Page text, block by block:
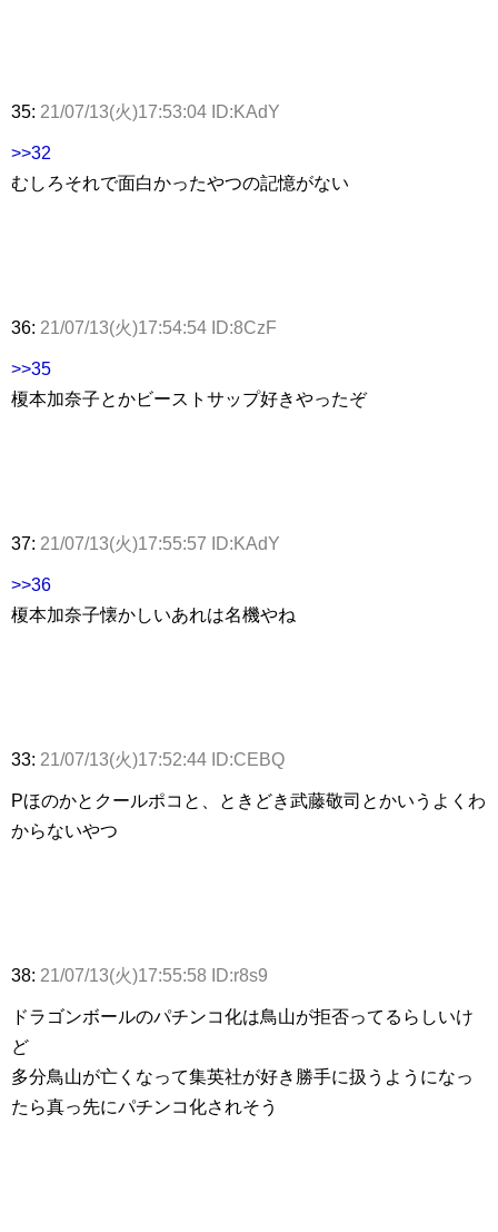
35: 21/07/13(火)17:53:04 ID:KAdY
>>32
むしろそれで面白かったやつの記憶がない
36: 21/07/13(火)17:54:54 ID:8CzF
>>35
榎本加奈子とかビーストサップ好きやったぞ
37: 21/07/13(火)17:55:57 ID:KAdY
>>36
榎本加奈子懐かしいあれは名機やね
33: 21/07/13(火)17:52:44 ID:CEBQ
Pほのかとクールポコと、ときどき武藤敬司とかいうよくわ
からないやつ
38: 21/07/13(火)17:55:58 ID:r8s9
ドラゴンボールのパチンコ化は鳥山が拒否ってるらしいけ
ど
多分鳥山が亡くなって集英社が好き勝手に扱うようになっ
たら真っ先にパチンコ化されそう